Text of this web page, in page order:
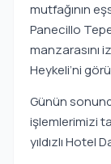
mutfağının
Panecillo
manzarasını
Heykeli’ni
Günün
işlemlerimizi
yıldızlı Hotel